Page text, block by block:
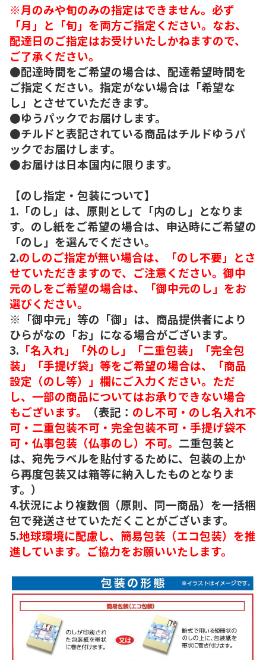
※月のみや旬のみの指定はできません。必ず
「月」と「旬」を両方ご指定ください。なお、
配達日のご指定はお受けいたしかねますので、
ご了承ください。
●配達時間をご希望の場合は、配達希望時間を
ご指定ください。指定がない場合は「希望な
し」とさせていただきます。
●ゆうパックでお届けします。
●チルドと表記されている商品はチルドゆうパ
ックでお届けします。
●お届けは日本国内に限ります。
【のし指定・包装について】
1.「のし」は、原則として「内のし」となりま
す。のし紙をご希望の場合は、申込時にご希望の
「のし」を選んでください。
2.のしのご指定が無い場合は、「のし不要」とさ
せていただきますので、ご注意ください。御中
元のしをご希望の場合は、「御中元のし」をお
選びください。
※「御中元」等の「御」は、商品提供者により
ひらがなの「お」になる場合がございます。
3. 「名入れ」「外のし」「二重包装」「完全包
装」「手提げ袋」等をご希望の場合は、「商品
設定（のし等）」欄にご入力ください。ただ
し、一部の商品についてはお承りできない場合
もございます。
（表記： のし不可・のし名入れ不
可・二重包装不可・完全包装不可・手提げ袋不
可・仏事包装（仏事のし）不可。 二重包装と
は、宛先ラベルを貼付するために、包装の上か
ら再度包装又は箱等に納入したものとなりま
す。）
4.状況により複数個（原則、同一商品）を一括梱
包で発送させていただくことがございます。
5.地球環境に配慮し、簡易包装（エコ包装）を推
進しています。ご協力をお願いいたします。